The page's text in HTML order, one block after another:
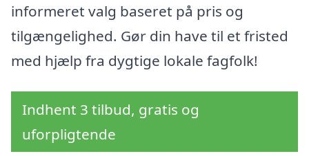
informeret valg baseret på pris og
tilgængelighed. Gør din have til et fristed
med hjælp fra dygtige lokale fagfolk!
Indhent 3 tilbud, gratis og
uforpligtende